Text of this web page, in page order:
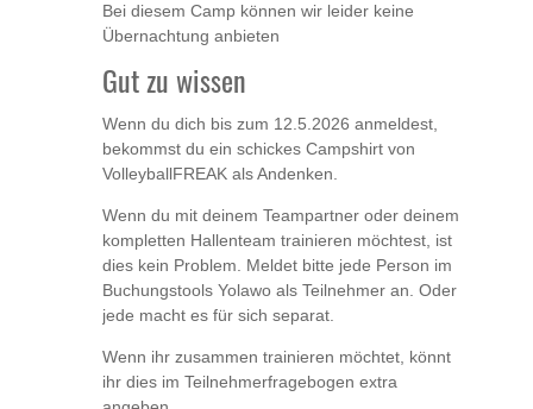
Bei diesem Camp können wir leider keine
Übernachtung anbieten
Gut zu wissen
Wenn du dich bis zum 12.5.2026 anmeldest,
bekommst du ein schickes Campshirt von
VolleyballFREAK als Andenken.
Wenn du mit deinem Teampartner oder deinem
kompletten Hallenteam trainieren möchtest, ist
dies kein Problem. Meldet bitte jede Person im
Buchungstools Yolawo als Teilnehmer an. Oder
jede macht es für sich separat.
Wenn ihr zusammen trainieren möchtet, könnt
ihr dies im Teilnehmerfragebogen extra